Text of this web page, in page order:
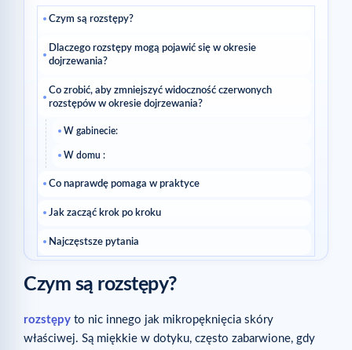
Czym są rozstępy?
Dlaczego rozstępy mogą pojawić się w okresie
dojrzewania?
Co zrobić, aby zmniejszyć widoczność czerwonych
rozstępów w okresie dojrzewania?
W gabinecie:
W domu :
Co naprawdę pomaga w praktyce
Jak zacząć krok po kroku
Najczęstsze pytania
Czy trzeba zmieniać wszystko naraz?
Czytaj dalej
Czym są rozstępy?
rozstępy to nic innego jak mikropęknięcia skóry
właściwej. Są miękkie w dotyku, często zabarwione, gdy